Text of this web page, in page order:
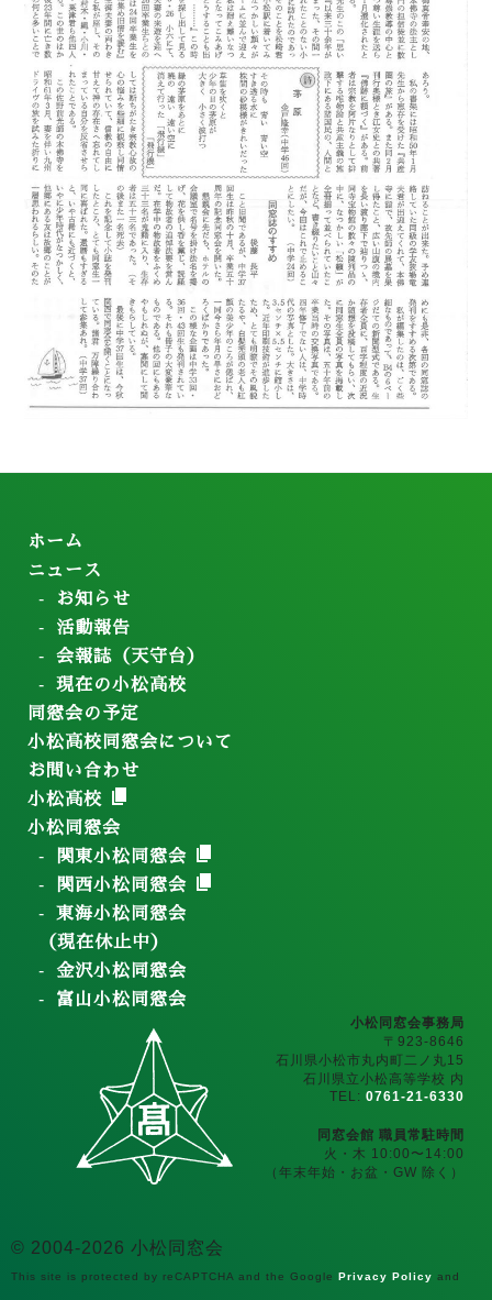
ホーム
ニュース
お知らせ
活動報告
会報誌（天守台）
現在の小松高校
同窓会の予定
小松高校同窓会について
お問い合わせ
小松高校
小松同窓会
関東小松同窓会
関西小松同窓会
東海小松同窓会
（現在休止中）
金沢小松同窓会
富山小松同窓会
小松同窓会事務局
〒923-8646
石川県小松市丸内町二ノ丸15
石川県立小松高等学校 内
TEL: 0761-21-6330
同窓会館 職員常駐時間
火・木 10:00〜14:00
（年末年始・お盆・GW 除く）
© 2004-2026 小松同窓会
This site is protected by reCAPTCHA and the Google Privacy Policy and